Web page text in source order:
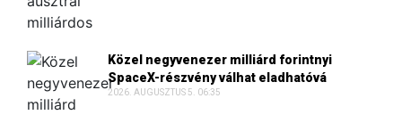
Közel negyvenezer milliárd forintnyi
SpaceX-részvény válhat eladhatóvá
2026. AUGUSZTUS 5. 06:35